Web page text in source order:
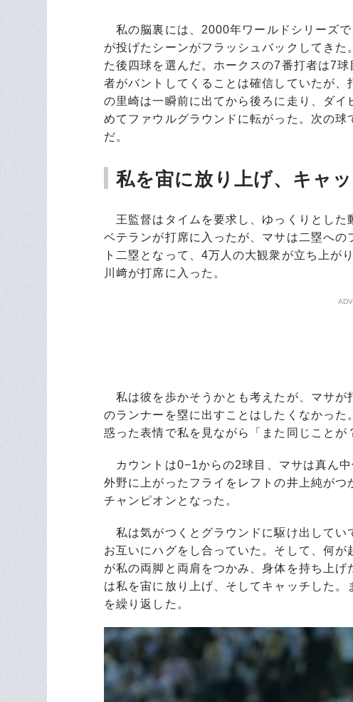
私の脳裏には、2000年ワールドシリーズ
が投げたシーンがフラッシュバックしてき
た後四球を選んだ。ホークスの7番打者は7
者がバントしてくることは確信していたが
の里崎は一瞬前に出てから後ろに走り、ダ
めてファウルグラウンドに転がった。次の
だ。
私を宙に放り上げ、キャ
王監督はタイムを要求し、ゆっくりとした
ベテランが打席に入ったが、マサは二塁へ
ト二塁となって、4万人の大観衆が立ち上が
川﨑が打席に入った。
私は彼を歩かそうかとも考えたが、マサが
のランナーを塁に出すことはしたくなかっ
惑った表情で私を見ながら「また同じことが
カウントは0−1からの2球目、マサは真ん中
外野に上がったフライをレフトの井上純が
チャンピオンとなった。
私は気がつくとグラウンドに駆け出してい
お互いにハグをし合っていた。そして、何
が私の両脚と両肩をつかみ、身体を持ち上
は私を宙に放り上げ、そしてキャッチした
を繰り返した。